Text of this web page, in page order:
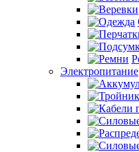
Электропитание